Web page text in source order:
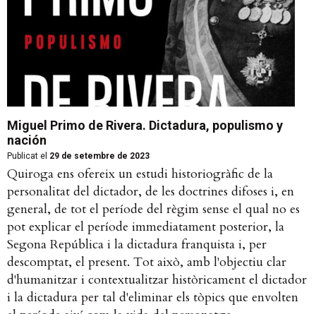
Miguel Primo de Rivera. Dictadura, populismo y
nación
Publicat el 29 de setembre de 2023
Quiroga ens ofereix un estudi historiogràfic de la
personalitat del dictador, de les doctrines difoses i, en
general, de tot el període del règim sense el qual no es
pot explicar el període immediatament posterior, la
Segona República i la dictadura franquista i, per
descomptat, el present. Tot això, amb l'objectiu clar
d'humanitzar i contextualitzar històricament el dictador
i la dictadura per tal d'eliminar els tòpics que envolten